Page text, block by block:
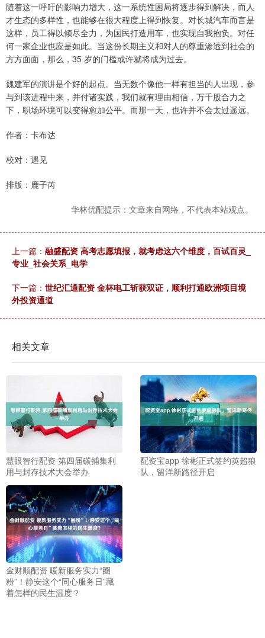
随着这一呼吁的影响力增大，这一系统性困局将逐步得到解决，而人
才生态的多样性，也能够在很大程度上得到恢复。对长城汽车而言是
这样，员工得以倾尽全力，为国民打造用车，也实现自我抱负。对任
何一家企业也应是如此。当这份长期主义和对人的尊重渗透到社会的
方方面面，那么，35 岁的门槛或许就将成为过去。
魏建军的演讲是个好的起点。当无数个像他一样有担当的人出现，参
与到该进程中来，并付诸实践，我们就有理由相信，万千股合力之
下，职场环境可以变得愈加公平。而那一天，也许并不会太过遥远。
作者：卡布达
校对：遇见
排版：鹿子芮
华林优配提示：文章来自网络，不代表本站观点。
上一篇： 融盛配资 高考志愿填报，就考虑这六个维度，百试百灵_
专业_社会关系_电学
下一篇： 世纪汇通配资 金杯电工斩获双证，顺利打通欧洲项目境
外投资通道
相关文章
慧眼智行配资 第四届碳捕集利
用与封存技术大会举办
配资宝app 徐彬正式签约英超狼
队，留洋新路径开启
金财顺配资 暖新服务实力“圈
粉”！静安这个“同心服务日”藏
着怎样的民生温度？